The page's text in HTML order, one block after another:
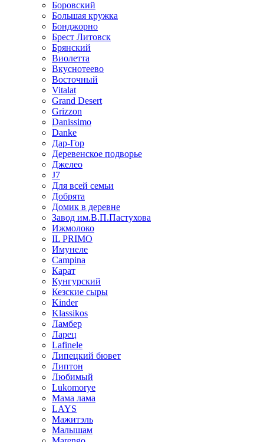
Боровский
Большая кружка
Бонджорно
Брест Литовск
Брянский
Виолетта
Вкуснотеево
Восточный
Vitalat
Grand Desert
Grizzon
Danissimo
Danke
Дар-Гор
Деревенское подворье
Джелео
J7
Для всей семьи
Добрята
Домик в деревне
Завод им.В.П.Пастухова
Ижмолоко
IL PRIMO
Имунеле
Campina
Карат
Кунгурский
Кезские сыры
Kinder
Klassikos
Ламбер
Ларец
Lafinele
Липецкий бювет
Липтон
Любимый
Lukomorye
Мама лама
LAYS
Мажитэль
Малышам